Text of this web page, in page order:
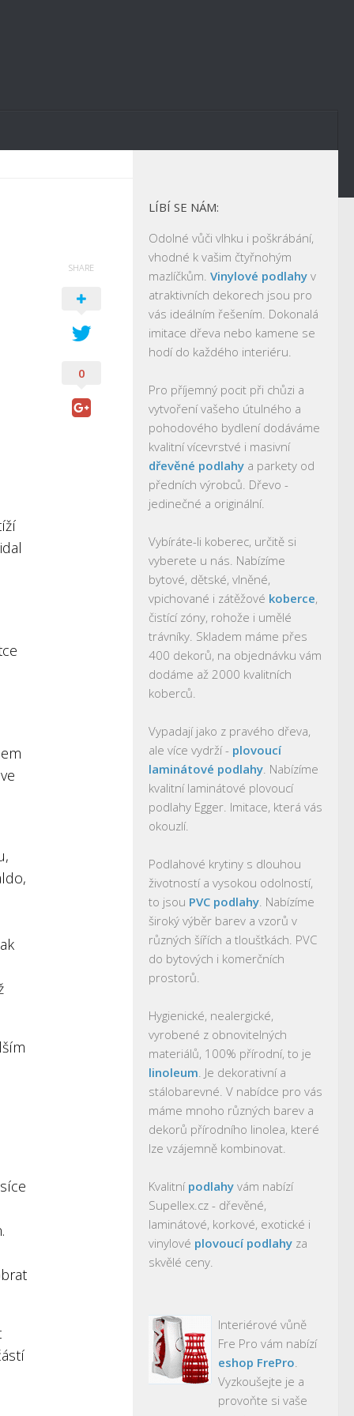
SHARE
0
LÍBÍ SE NÁM:
Odolné vůči vlhku i poškrábání,
vhodné k vašim čtyřnohým
mazlíčkům. Vinylové podlahy v
atraktivních dekorech jsou pro
vás ideálním řešením. Dokonalá
imitace dřeva nebo kamene se
hodí do každého interiéru.
Pro příjemný pocit při chůzi a
vytvoření vašeho útulného a
pohodového bydlení dodáváme
kvalitní vícevrstvé i masivní
dřevěné podlahy a parkety od
předních výrobců. Dřevo -
jedinečné a originální.
Vybíráte-li koberec, určitě si
vyberete u nás. Nabízíme
bytové, dětské, vlněné,
vpichované i zátěžové koberce,
čistící zóny, rohože i umělé
trávníky. Skladem máme přes
400 dekorů, na objednávku vám
dodáme až 2000 kvalitních
koberců.
Vypadají jako z pravého dřeva,
ale více vydrží - plovoucí
laminátové podlahy. Nabízíme
kvalitní laminátové plovoucí
podlahy Egger. Imitace, která vás
okouzlí.
Podlahové krytiny s dlouhou
životností a vysokou odolností,
to jsou PVC podlahy. Nabízíme
široký výběr barev a vzorů v
různých šířích a tloušťkách. PVC
do bytových i komerčních
prostorů.
Hygienické, nealergické,
vyrobené z obnovitelných
materiálů, 100% přírodní, to je
linoleum. Je dekorativní a
stálobarevné. V nabídce pro vás
máme mnoho různých barev a
dekorů přírodního linolea, které
lze vzájemně kombinovat.
Kvalitní podlahy vám nabízí
Supellex.cz - dřevěné,
laminátové, korkové, exotické i
vinylové plovoucí podlahy za
skvělé ceny.
Interiérové vůně
Fre Pro vám nabízí
eshop FrePro.
Vyzkoušejte je a
provoňte si vaše